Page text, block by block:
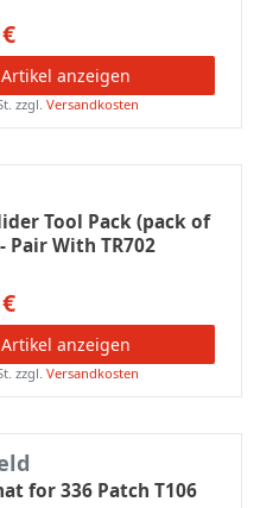
Artikel anzeigen
zzgl.Versandkosten
Tool Pack (pack of
Pair With TR702
Artikel anzeigen
zzgl.Versandkosten
for 336 Patch T106